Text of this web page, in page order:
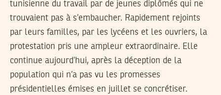
tunisienne du travail par de jeunes diplômés qui ne
trouvaient pas à s’embaucher. Rapidement rejoints
par leurs familles, par les lycéens et les ouvriers, la
protestation pris une ampleur extraordinaire. Elle
continue aujourd’hui, après la déception de la
population qui n’a pas vu les promesses
présidentielles émises en juillet se concrétiser.